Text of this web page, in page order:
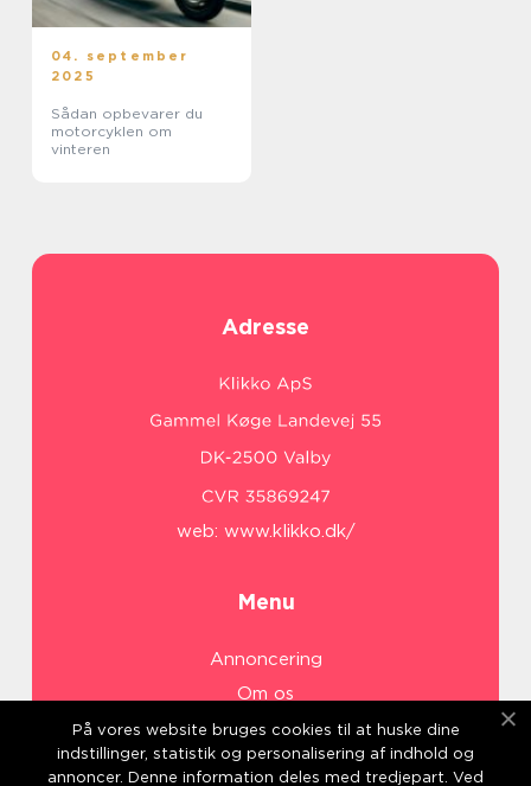
04. september
2025
Sådan opbevarer du
motorcyklen om
vinteren
Adresse
web: www.klikko.dk/
Menu
Annoncering
Om os
Cookies
Kontakt os
På vores website bruges cookies til at huske dine
indstillinger, statistik og personalisering af indhold og
annoncer. Denne information deles med tredjepart. Ved